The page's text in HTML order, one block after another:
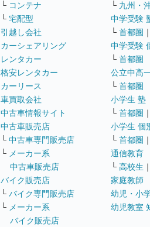
└ コンテナ
└ 宅配型
引越し会社
カーシェアリング
レンタカー
格安レンタカー
カーリース
車買取会社
中古車情報サイト
中古車販売店
└ 中古車専門販売店
└ メーカー系
中古車販売店
バイク販売店
└ バイク専門販売店
└ メーカー系
バイク販売店
└ 九州・
中学受験
└ 首都圏 ｜
中学受験
└ 首都圏
公立中高
└ 首都圏
小学生 塾
└ 首都圏 ｜
小学生 個
└ 首都圏 ｜
通信教育
└ 高校生 ｜
家庭教師
幼児・小
幼児教室